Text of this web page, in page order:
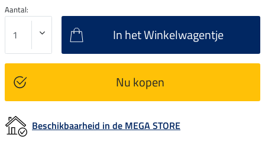
Aantal:
In het Winkelwagentje
Nu kopen
Beschikbaarheid in de MEGA STORE